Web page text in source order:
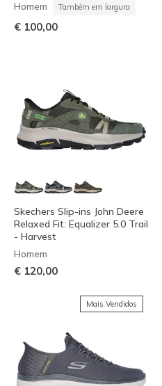
Homem Também em largura
€ 100,00
Skechers Slip-ins John Deere
Relaxed Fit: Equalizer 5.0 Trail
- Harvest
Homem
€ 120,00
Mais Vendidos